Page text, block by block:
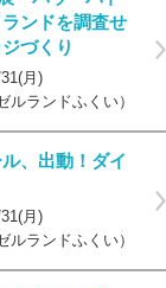
ンドを調査せ
づくり
月)
ランドふくい）
、出動！ダイ
月)
ランドふくい）